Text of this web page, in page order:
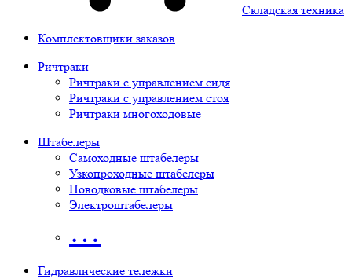
Складская техника
Комплектовщики заказов
Ричтраки
Ричтраки с управлением сидя
Ричтраки с управлением стоя
Ричтраки многоходовые
Штабелеры
Самоходные штабелеры
Узкопроходные штабелеры
Поводковые штабелеры
Электроштабелеры
…
Гидравлические тележки